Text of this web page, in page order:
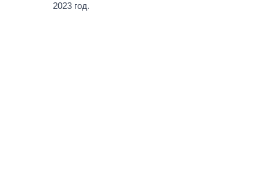
2023 год.